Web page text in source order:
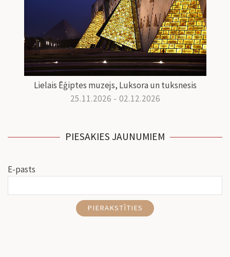
Lielais Ēģiptes muzejs, Luksora un tuksnesis
25.11.2026 - 02.12.2026
PIESAKIES JAUNUMIEM
E-pasts
PIERAKSTĪTIES